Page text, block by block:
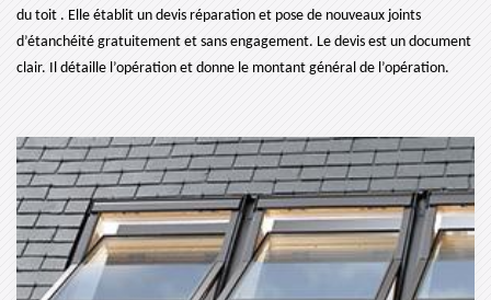
du toit . Elle établit un devis réparation et pose de nouveaux joints
d’étanchéité gratuitement et sans engagement. Le devis est un document
clair. Il détaille l’opération et donne le montant général de l’opération.